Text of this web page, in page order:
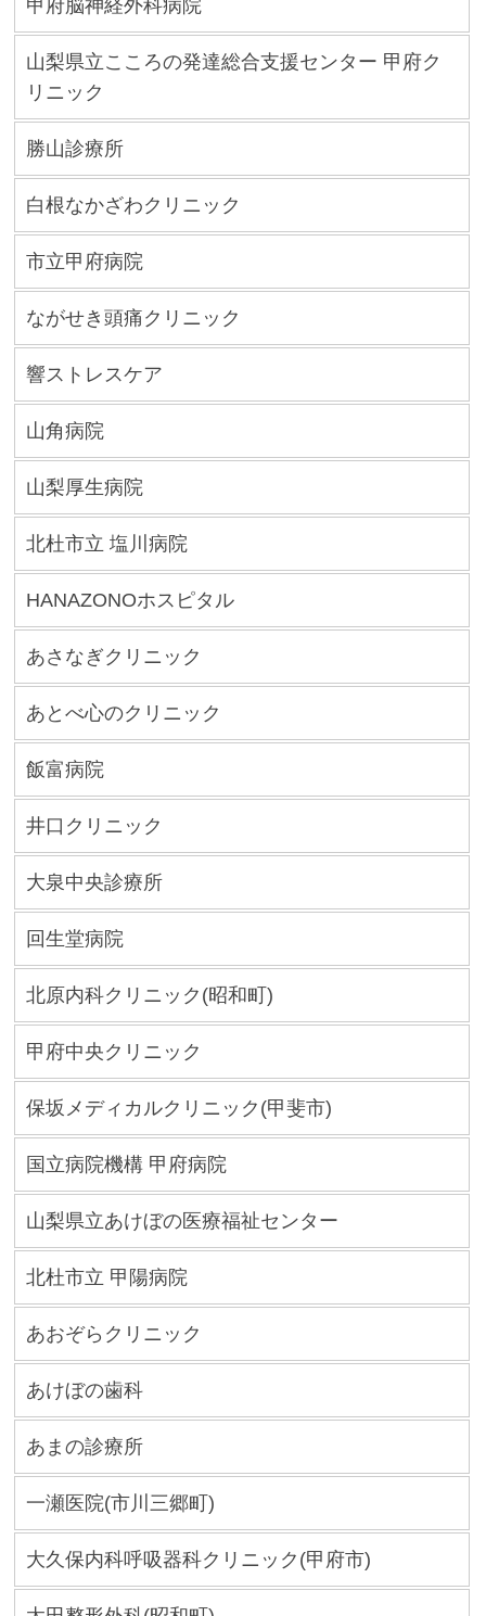
甲府脳神経外科病院
山梨県立こころの発達総合支援センター 甲府ク
リニック
勝山診療所
白根なかざわクリニック
市立甲府病院
ながせき頭痛クリニック
響ストレスケア
山角病院
山梨厚生病院
北杜市立 塩川病院
HANAZONOホスピタル
あさなぎクリニック
あとべ心のクリニック
飯富病院
井口クリニック
大泉中央診療所
回生堂病院
北原内科クリニック(昭和町)
甲府中央クリニック
保坂メディカルクリニック(甲斐市)
国立病院機構 甲府病院
山梨県立あけぼの医療福祉センター
北杜市立 甲陽病院
あおぞらクリニック
あけぼの歯科
あまの診療所
一瀬医院(市川三郷町)
大久保内科呼吸器科クリニック(甲府市)